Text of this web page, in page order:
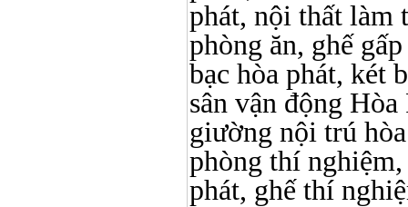
phát, nội thất làm
phòng ăn, ghế
bạc hòa phát, két
sân vận động
giường nội trú
phòng thí
phát, ghế thí